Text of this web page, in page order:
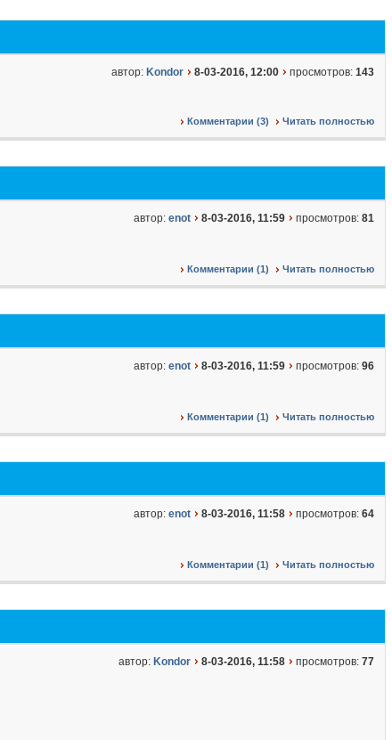
автор: Kondor 8-03-2016, 12:00 просмотров: 143
Комментарии (3) Читать полностью
автор: enot 8-03-2016, 11:59 просмотров: 81
Комментарии (1) Читать полностью
автор: enot 8-03-2016, 11:59 просмотров: 96
Комментарии (1) Читать полностью
автор: enot 8-03-2016, 11:58 просмотров: 64
Комментарии (1) Читать полностью
автор: Kondor 8-03-2016, 11:58 просмотров: 77